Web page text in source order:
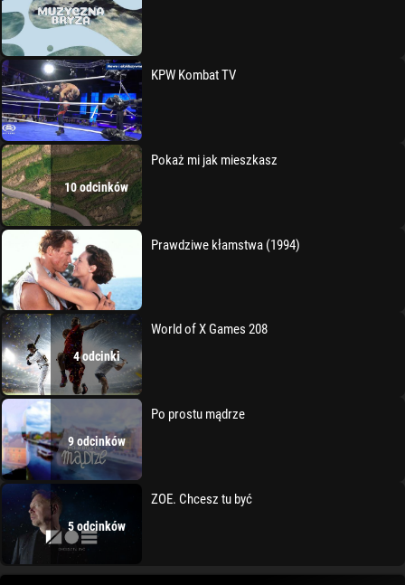
KPW Kombat TV
10 odcinków
Pokaż mi jak mieszkasz
Prawdziwe kłamstwa (1994)
4 odcinki
World of X Games 208
9 odcinków
Po prostu mądrze
5 odcinków
ZOE. Chcesz tu być